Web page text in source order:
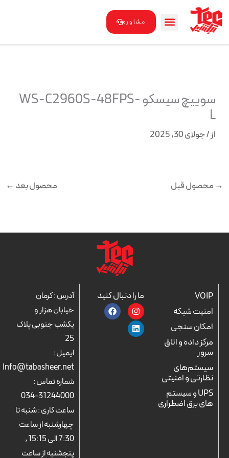
محتوا
مشاوره
سوییچ سیسکو WS-C2960S-48FPS-
L
از/جولای 30, 2025
→ محصول قبل محصول بعد ←
VOIP
امنیت شبکه
امکان سنجی
مرکز داده و اتاق
سرور
سیستم‌های
نظارتی و امنیتی
UPS و سیستم
های برق اضطراری
ما را دنبال کنید
I
n
s
t
a
F
a
c
L
i
n
k
e
آدرس : کرمان
خیابان هزار و
یکشب جنوبی پلاک
25
ایمیل :
Info@tabasheer.net
شماره تماس :
31244000-034
ساعت کاری : شنبه تا
چهارشنبه از ساعت
7:30 الی 15:15 ,
پنجشنبه از ساعت